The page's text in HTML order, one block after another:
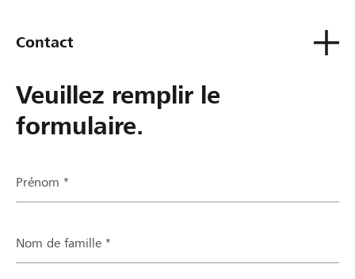
Contact
Veuillez remplir le
formulaire.
Prénom *
Nom de famille *